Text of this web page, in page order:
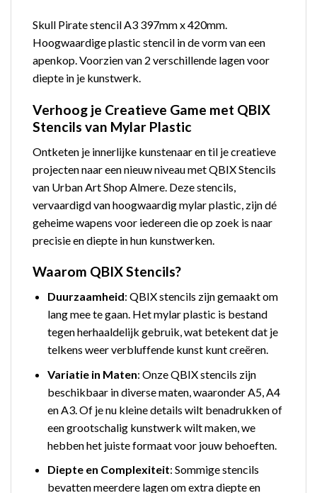
Skull Pirate stencil A3 397mm x 420mm.
Hoogwaardige plastic stencil in de vorm van een
apenkop. Voorzien van 2 verschillende lagen voor
diepte in je kunstwerk.
Verhoog je Creatieve Game met QBIX
Stencils van Mylar Plastic
Ontketen je innerlijke kunstenaar en til je creatieve
projecten naar een nieuw niveau met QBIX Stencils
van Urban Art Shop Almere. Deze stencils,
vervaardigd van hoogwaardig mylar plastic, zijn dé
geheime wapens voor iedereen die op zoek is naar
precisie en diepte in hun kunstwerken.
Waarom QBIX Stencils?
Duurzaamheid: QBIX stencils zijn gemaakt om
lang mee te gaan. Het mylar plastic is bestand
tegen herhaaldelijk gebruik, wat betekent dat je
telkens weer verbluffende kunst kunt creëren.
Variatie in Maten: Onze QBIX stencils zijn
beschikbaar in diverse maten, waaronder A5, A4
en A3. Of je nu kleine details wilt benadrukken of
een grootschalig kunstwerk wilt maken, we
hebben het juiste formaat voor jouw behoeften.
Diepte en Complexiteit: Sommige stencils
bevatten meerdere lagen om extra diepte en